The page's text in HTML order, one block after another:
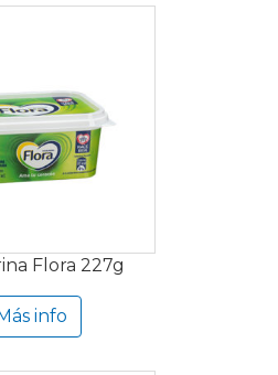
Flora 227g
Más info